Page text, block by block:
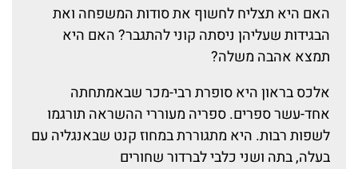
האם היא תצליח לחשוף את סודות המשפחה ואת
הבגידות שעליהן ניסתה קוני להתגבר? האם היא
תמצא אהבה משלה?
אלכס בראון היא סופרת רבי-מכר שבאמתחתה
אחד-עשר ספרים. ספריה מעוררי ההשראה תורגמו
לשפות רבות. היא מתגוררת במחוז קנט שבאנגליה עם
בעלה, בתה ושני כלבי לברדור שחורים